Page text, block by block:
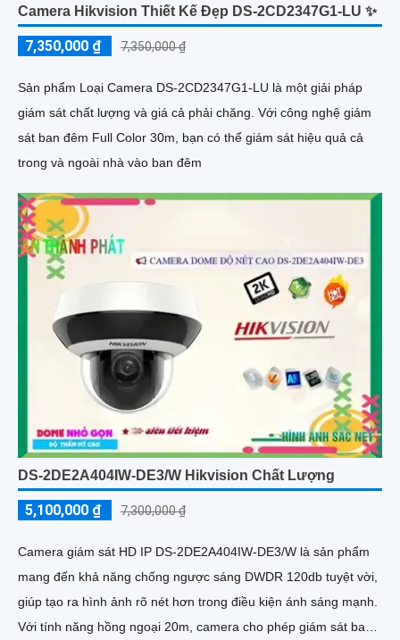
Camera Hikvision Thiết Kế Đẹp DS-2CD2347G1-LU ✨
7,350,000 ₫ 7,350,000 ₫
Sản phẩm Loại Camera DS-2CD2347G1-LU là một giải pháp
giám sát chất lượng và giá cả phải chăng. Với công nghệ giám
sát ban đêm Full Color 30m, bạn có thể giám sát hiệu quả cả
trong và ngoài nhà vào ban đêm
DS-2DE2A404IW-DE3/W Hikvision Chất Lượng
5,100,000 ₫ 7,300,000 ₫
Camera giám sát HD IP DS-2DE2A404IW-DE3/W là sản phẩm
mang đến khả năng chống ngược sáng DWDR 120db tuyệt vời,
giúp tạo ra hình ảnh rõ nét hơn trong điều kiện ánh sáng mạnh.
Với tính năng hồng ngoại 20m, camera cho phép giám sát ban